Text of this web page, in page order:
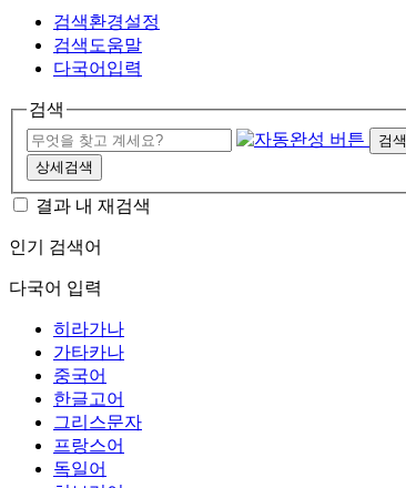
검색환경설정
검색도움말
다국어입력
검색
검색
상세검색
결과 내 재검색
인기 검색어
다국어 입력
히라가나
가타카나
중국어
한글고어
그리스문자
프랑스어
독일어